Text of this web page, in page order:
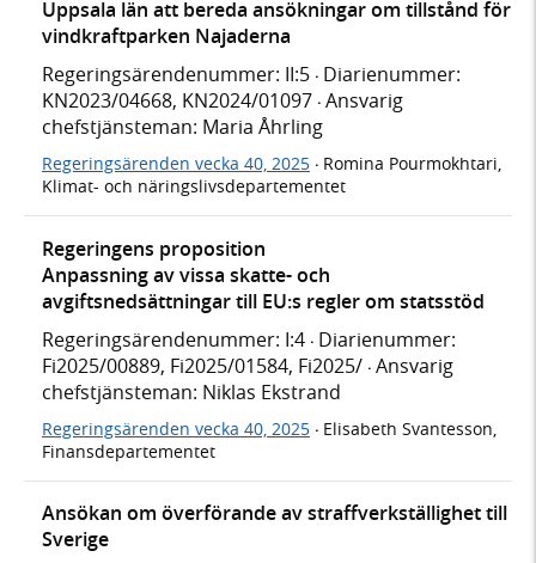
Uppsala län att bereda ansökningar om tillstånd för
vindkraftparken Najaderna
Regeringsärendenummer: II:5 · Diarienummer:
KN2023/04668, KN2024/01097 · Ansvarig
chefstjänsteman: Maria Åhrling
Regeringsärenden vecka 40, 2025 · Romina Pourmokhtari,
Klimat- och näringslivsdepartementet
Regeringens proposition
Anpassning av vissa skatte- och
avgiftsnedsättningar till EU:s regler om statsstöd
Regeringsärendenummer: I:4 · Diarienummer:
Fi2025/00889, Fi2025/01584, Fi2025/ · Ansvarig
chefstjänsteman: Niklas Ekstrand
Regeringsärenden vecka 40, 2025 · Elisabeth Svantesson,
Finansdepartementet
Ansökan om överförande av straffverkställighet till
Sverige